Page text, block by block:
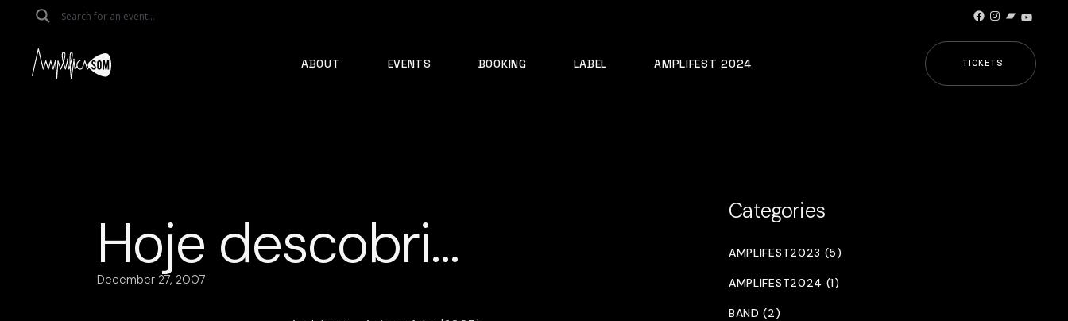
Facebook
Instagram
Bandcamp
ABOUT EVENTS BOOKING LABEL AMPLIFEST 2024 TICKETS
Hoje descobri…
December 27, 2007
Categories
AMPLIFEST2023 (5)
AMPLIFEST2024 (1)
BAND (2)